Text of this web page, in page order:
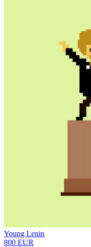
Young Lenin
800 EUR